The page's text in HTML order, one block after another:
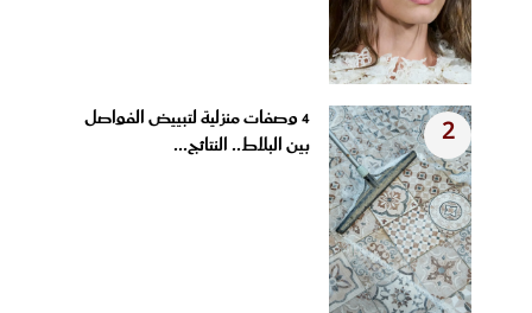
2
4 وصفات منزلية لتبييض الفواصل
بين البلاط.. النتائج...